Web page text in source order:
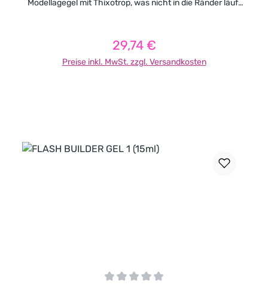
Modellagegel mit Thixotrop, was nicht in die Ränder läuft
Regulärer Preis:
29,74 €
Preise inkl. MwSt. zzgl. Versandkosten